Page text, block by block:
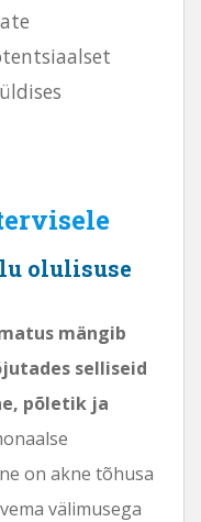
olulisuse
mängib
selliseid
põletik ja
on akne tõhusa
välimusega